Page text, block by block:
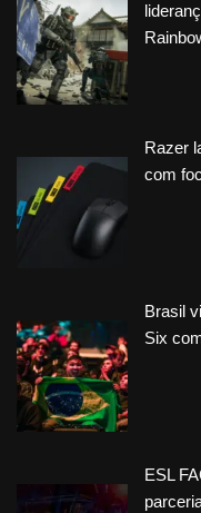
Razer
com
Brasil
Six
ESL